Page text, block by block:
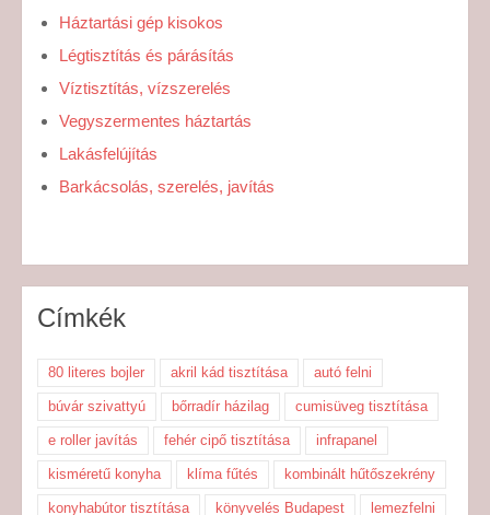
Háztartási gép kisokos
Légtisztítás és párásítás
Víztisztítás, vízszerelés
Vegyszermentes háztartás
Lakásfelújítás
Barkácsolás, szerelés, javítás
Címkék
80 literes bojler akril kád tisztítása autó felni
búvár szivattyú bőrradír házilag cumisüveg tisztítása
e roller javítás fehér cipő tisztítása infrapanel
kisméretű konyha klíma fűtés kombinált hűtőszekrény
konyhabútor tisztítása könyvelés Budapest lemezfelni